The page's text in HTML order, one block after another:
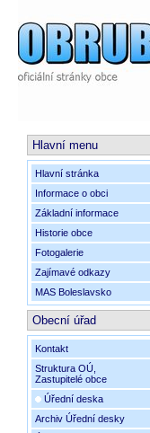
Hlavní menu
Hlavní stránka
Informace o obci
Základní informace
Historie obce
Fotogalerie
Zajímavé odkazy
MAS Boleslavsko
Obecní úřad
Kontakt
Struktura OÚ,
Zastupitelé obce
Úřední deska
Archiv Úřední desky